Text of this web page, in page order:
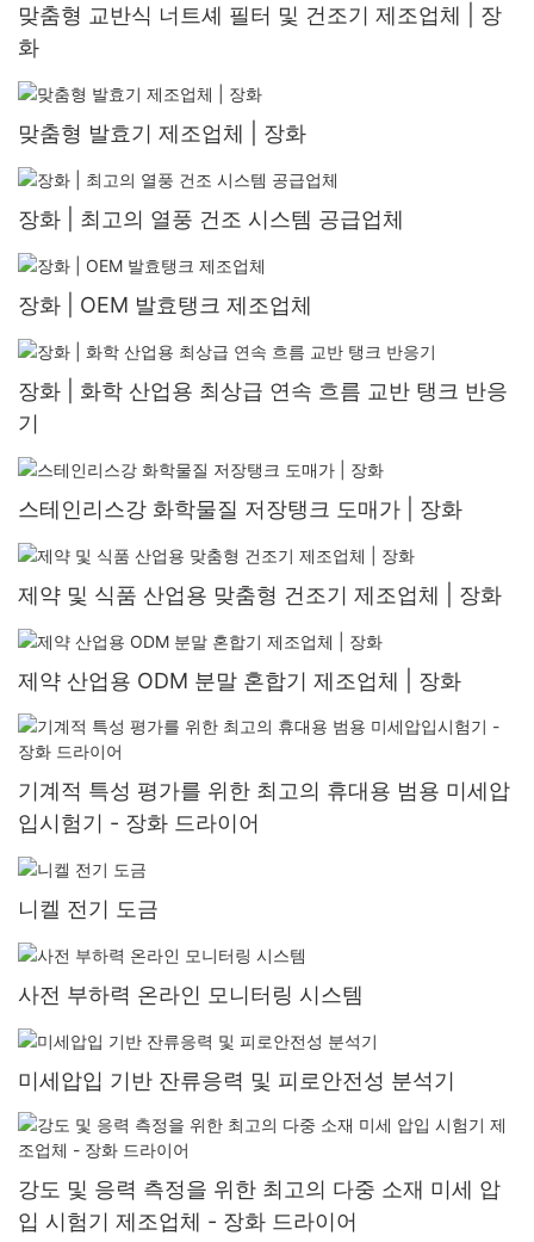
맞춤형 교반식 너트셰 필터 및 건조기 제조업체 | 장
화
맞춤형 발효기 제조업체 | 장화
장화 | 최고의 열풍 건조 시스템 공급업체
장화 | OEM 발효탱크 제조업체
장화 | 화학 산업용 최상급 연속 흐름 교반 탱크 반응
기
스테인리스강 화학물질 저장탱크 도매가 | 장화
제약 및 식품 산업용 맞춤형 건조기 제조업체 | 장화
제약 산업용 ODM 분말 혼합기 제조업체 | 장화
기계적 특성 평가를 위한 최고의 휴대용 범용 미세압
입시험기 - 장화 드라이어
니켈 전기 도금
사전 부하력 온라인 모니터링 시스템
미세압입 기반 잔류응력 및 피로안전성 분석기
강도 및 응력 측정을 위한 최고의 다중 소재 미세 압
입 시험기 제조업체 - 장화 드라이어